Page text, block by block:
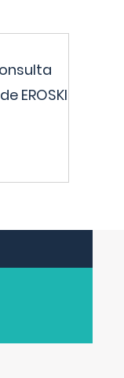
EROSKI